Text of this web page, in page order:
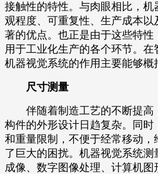
接触性的特性。与肉眼相比，机
观程度、可重复性、生产成本以
著的优点。也正是由于这些特性
用于工业化生产的各个环节。在
机器视觉系统的作用主要能够概
尺寸测量
伴随着制造工艺的不断提高
构件的外形设计日趋复杂。同时
和重量限制，不便于经常移动
了巨大的困扰。机器视觉系统
成像、数字图像处理、计算机